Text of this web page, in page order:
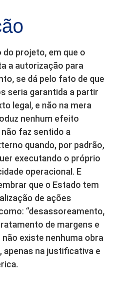
projeto, em que o
a autorização para
se dá pelo fato de que
seria garantida a partir
legal, e não na mera
nenhum efeito
faz sentido a
quando, por padrão,
executando o próprio
operacional. E
que o Estado tem
de ações
“desassoreamento,
de margens e
existe nenhuma obra
apenas na justificativa e